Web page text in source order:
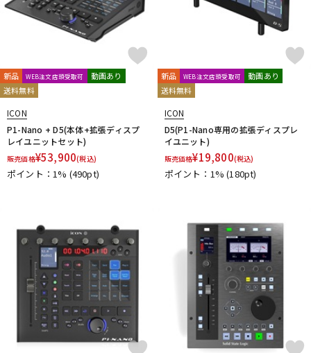
新品 WEB注文店頭受取可
動画あり
送料無料
ICON
P1-Nano + D5(本体+拡張ディスプ
レイユニットセット)
販売価格¥53,900(税込)
ポイント：1% (490pt)
新品 WEB注文店頭受取可
動画あり
送料無料
ICON
D5(P1-Nano専用の拡張ディスプレ
イユニット)
販売価格¥19,800(税込)
ポイント：1%(180pt)